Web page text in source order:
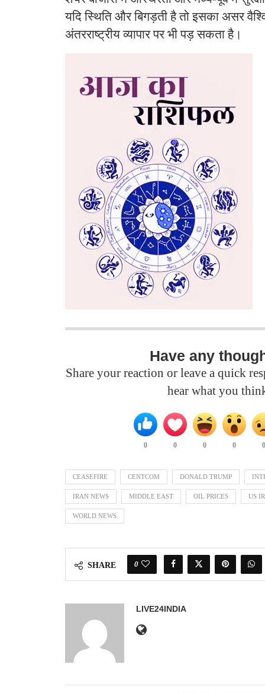
यदि स्थिति और बिगड़ती है तो इसका असर
अंतरराष्ट्रीय व्यापार पर भी पड़ सकता है।
Have any
Share your reaction or leave a quick
hear what you
0 0 0 0
CEASEFIRE CENTCOM DONALD TRUMP
IRAN NEWS MIDDLE EAST OIL PRICES US
WORLD NEWS
SHARE 0
LIVE24INDIA